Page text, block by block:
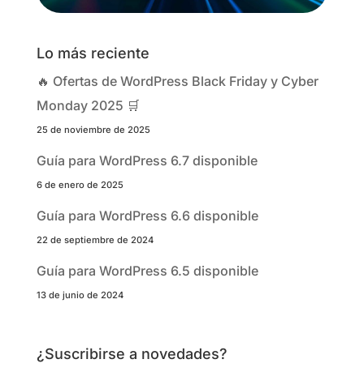
Lo más reciente
🔥 Ofertas de WordPress Black Friday y Cyber
Monday 2025 🛒
25 de noviembre de 2025
Guía para WordPress 6.7 disponible
6 de enero de 2025
Guía para WordPress 6.6 disponible
22 de septiembre de 2024
Guía para WordPress 6.5 disponible
13 de junio de 2024
¿Suscribirse a novedades?